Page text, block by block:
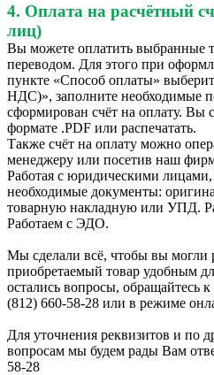
4. Оплата на расчётный
лиц)
Вы можете оплатить выбранные
переводом. Для этого при
пункте «Способ оплаты»
НДС)», заполните необходимые
сформирован счёт на оплату. Вы
формате .PDF или распечатать.
Также счёт на оплату можно
менеджеру или посетив наш
Работая с юридическими
необходимые документы:
товарную накладную или УПД.
Работаем с ЭДО.
Мы сделали всё, чтобы вы могли
приобретаемый товар удобным
остались вопросы, обращайтесь
(812) 660-58-28 или в режиме
Для уточнения реквизитов и по
вопросам мы будем рады Вам
58-28